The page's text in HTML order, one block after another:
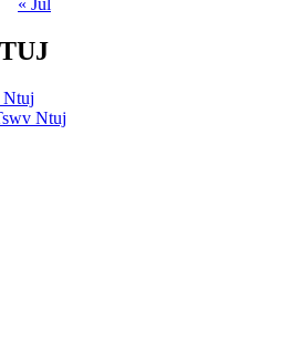
« Jul
Ntuj
Ntuj